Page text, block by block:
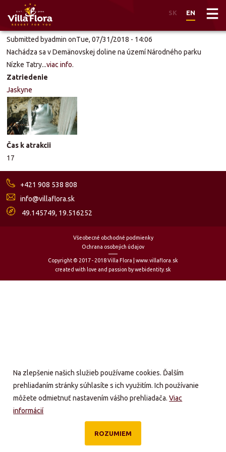
Skip
SK EN
Submitted byadmin onTue, 07/31/2018 - 14:06
Nachádza sa v Demänovskej doline na území Národného parku
Nízke Tatry...viac info.
Zatriedenie
Jaskyne
Čas k atrakcii
17
+421 908 538 808
info@villaflora.sk
49.145749, 19.516252
Všeobecné obchodné podmienky
Ochrana osobných údajov
Copyright © 2017 - 2018 Villa Flora | www.villaflora.sk
created with love and passion by webidentity.sk
Na zlepšenie našich služieb používame cookies. Ďalším
prehliadaním stránky súhlasíte s ich využitím. Ich používanie
môžete odmietnuť nastavením vášho prehliadača.Viac
informácií
ROZUMIEM